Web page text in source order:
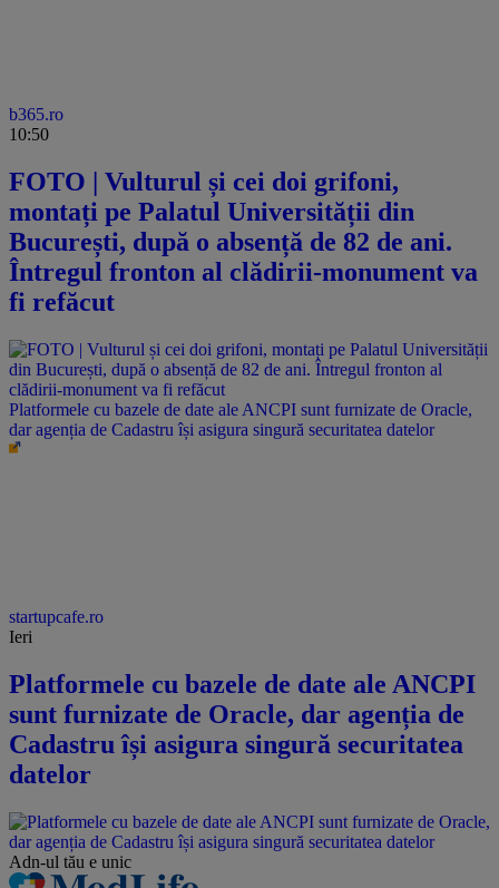
b365.ro
10:50
FOTO | Vulturul și cei doi grifoni,
montați pe Palatul Universității din
București, după o absență de 82 de ani.
Întregul fronton al clădirii-monument va
fi refăcut
Platformele cu bazele de date ale ANCPI sunt furnizate de Oracle,
dar agenția de Cadastru își asigura singură securitatea datelor
startupcafe.ro
Ieri
Platformele cu bazele de date ale ANCPI
sunt furnizate de Oracle, dar agenția de
Cadastru își asigura singură securitatea
datelor
Adn-ul tău e unic